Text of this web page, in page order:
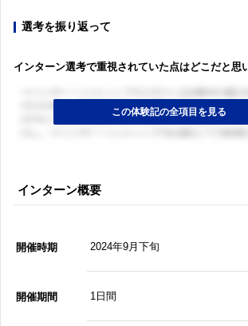
選考を振り返って
インターン選考で重視されていた点はどこだと思
インターン概要
開催時期 2024年9月下旬
開催期間 1日間